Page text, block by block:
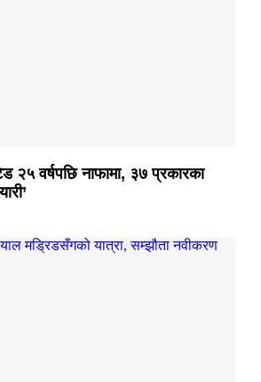
२५ वर्षपछि नाफामा, ३७ प्रकारका